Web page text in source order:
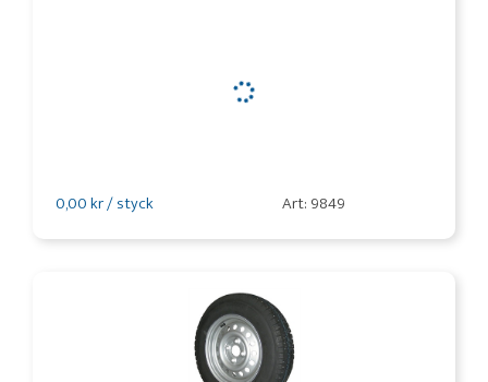
0,00 kr / styck Art: 9849